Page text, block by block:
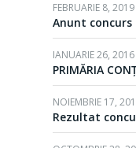
FEBRUARIE 8, 2019
Anunt
IANUARIE 26, 2016
PRIMĂRIA
NOIEMBRIE 17,
Rezultat